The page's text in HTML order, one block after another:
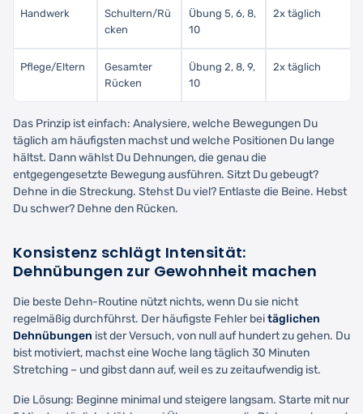
Handwerk
Schultern/Rü
cken
Übung 5, 6, 8,
10
2x täglich
Pflege/Eltern
Gesamter
Rücken
Übung 2, 8, 9,
10
2x täglich
Das Prinzip ist einfach: Analysiere, welche Bewegungen Du
täglich am häufigsten machst und welche Positionen Du lange
hältst. Dann wählst Du Dehnungen, die genau die
entgegengesetzte Bewegung ausführen. Sitzt Du gebeugt?
Dehne in die Streckung. Stehst Du viel? Entlaste die Beine. Hebst
Du schwer? Dehne den Rücken.
Konsistenz schlägt Intensität:
Dehnübungen zur Gewohnheit machen
Die beste Dehn-Routine nützt nichts, wenn Du sie nicht
regelmäßig durchführst. Der häufigste Fehler beitäglichen
Dehnübungen ist der Versuch, von null auf hundert zu gehen. Du
bist motiviert, machst eine Woche lang täglich 30 Minuten
Stretching – und gibst dann auf, weil es zu zeitaufwendig ist.
Die Lösung: Beginne minimal und steigere langsam. Starte mit nur